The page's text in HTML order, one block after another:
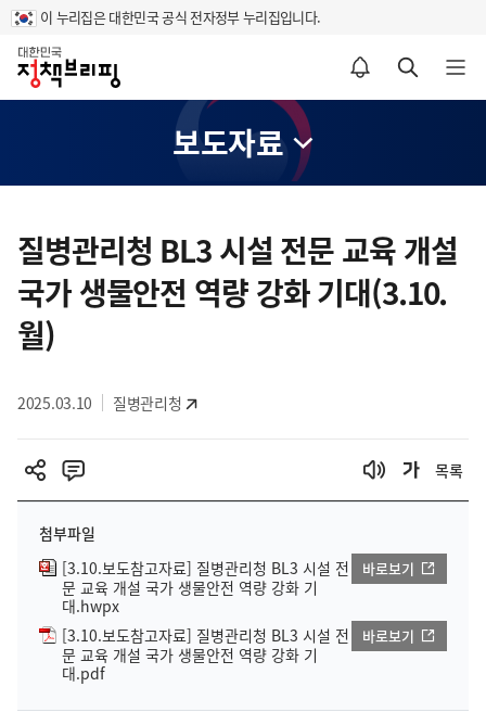
이 누리집은 대한민국 공식 전자정부 누리집입니다.
홈
알림설정 바로가기 검색 바로가기 메뉴 열기
보도자료
텐
영
역
질병관리청 BL3 시설 전문 교육 개설
국가 생물안전 역량 강화 기대(3.10.
월)
2025.03.10 질병관리청
목록
첨부파일
[3.10.보도참고자료] 질병관리청 BL3 시설 전
문 교육 개설 국가 생물안전 역량 강화 기
대.hwpx
바로보기
[3.10.보도참고자료] 질병관리청 BL3 시설 전
문 교육 개설 국가 생물안전 역량 강화 기
대.pdf
바로보기